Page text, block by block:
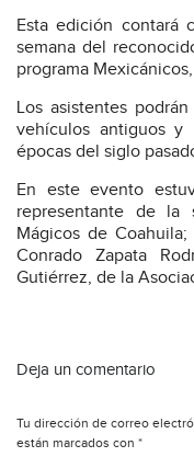
Esta edición contará
semana del
programa
Los asistentes
vehículos antiguos y
épocas del siglo
En este evento
representante de la
Mágicos de
Conrado Zapata
Gutiérrez, de la
Deja un comentario
Tu dirección de correo
están marcados con *